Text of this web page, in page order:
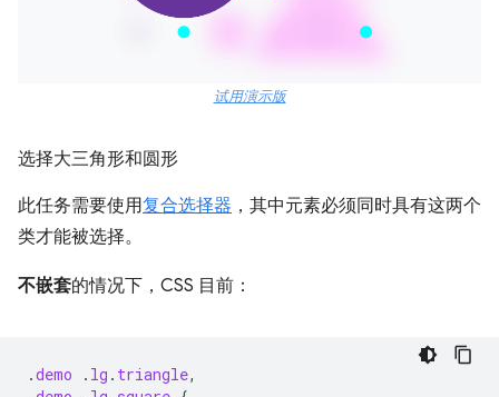
试用演示版
选择大三角形和圆形
此任务需要使用复合选择器 ，其中元素必须同时具有这两个
类才能被选择。
不嵌套的情况下，CSS 目前：
.demo . lg . triangle,